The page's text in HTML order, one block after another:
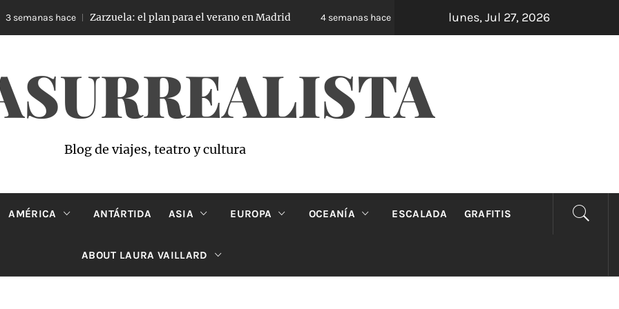
semanas hace Zarzuela: el plan para el verano en Madrid 4 semanas hace Oveja Negra: el unipersonal que se ríe de los
lunes, Jul 27, 2026
Blog de viajes, teatro y cultura
AMÉRICA ANTÁRTIDA ASIA EUROPA OCEANÍA ESCALADA GRAFITIS
ABOUT LAURA VAILLARD